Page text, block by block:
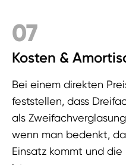
07
Kosten &
Bei einem direkten
feststellen, dass
als
wenn man bedenkt,
Einsatz kommt und